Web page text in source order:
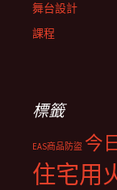
舞台設計
課程
標籤
EAS商品防盜 今
住宅用